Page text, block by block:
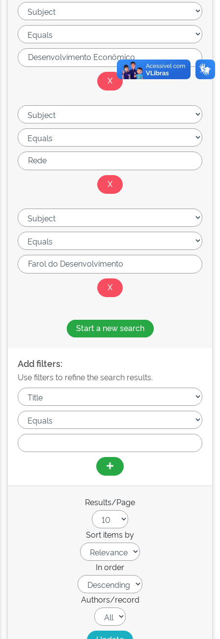
Start a new search
Add filters:
Use filters to refine the search results.
Results/Page
Sort items by
In order
Authors/record